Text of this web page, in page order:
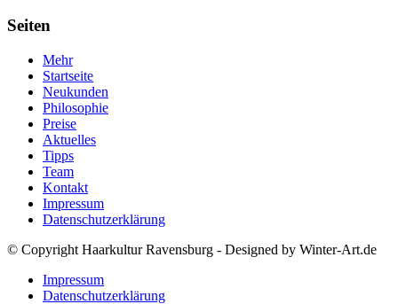
Seiten
Mehr
Startseite
Neukunden
Philosophie
Preise
Aktuelles
Tipps
Team
Kontakt
Impressum
Datenschutzerklärung
© Copyright Haarkultur Ravensburg - Designed by Winter-Art.de
Impressum
Datenschutzerklärung